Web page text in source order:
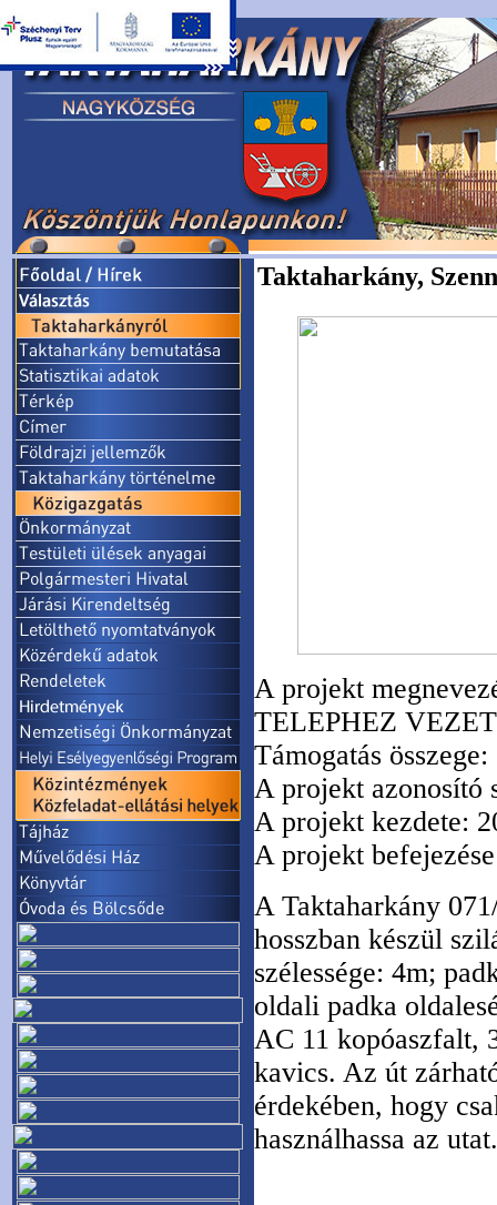
Taktaharkány,
A projekt
TELEPHEZ
Támogatás
A projekt azonosító
A projekt kezdete:
A projekt
A Taktaharkány
hosszban készül
szélessége: 4m;
oldali padka
AC 11 kopóaszfalt,
kavics. Az út
érdekében, hogy
használhassa az utat.